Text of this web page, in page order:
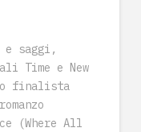
e saggi,
Time e New
finalista
(Where All